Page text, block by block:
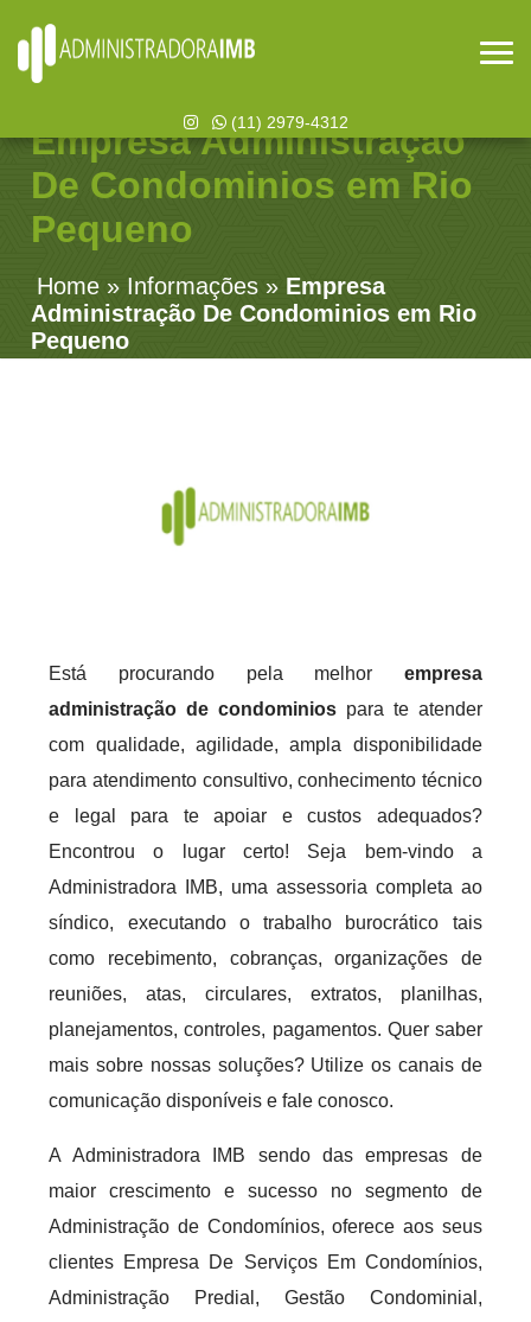
(11) 2979-4312
Empresa Administração
De Condominios em Rio
Pequeno
Home » Informações » Empresa
Administração De Condominios em Rio
Pequeno
Está procurando pela melhor empresa
administração de condominios para te atender
com qualidade, agilidade, ampla disponibilidade
para atendimento consultivo, conhecimento técnico
e legal para te apoiar e custos adequados?
Encontrou o lugar certo! Seja bem-vindo a
Administradora IMB, uma assessoria completa ao
síndico, executando o trabalho burocrático tais
como recebimento, cobranças, organizações de
reuniões, atas, circulares, extratos, planilhas,
planejamentos, controles, pagamentos. Quer saber
mais sobre nossas soluções? Utilize os canais de
comunicação disponíveis e fale conosco.
A Administradora IMB sendo das empresas de
maior crescimento e sucesso no segmento de
Administração de Condomínios, oferece aos seus
clientes Empresa De Serviços Em Condomínios,
Administração Predial, Gestão Condominial,